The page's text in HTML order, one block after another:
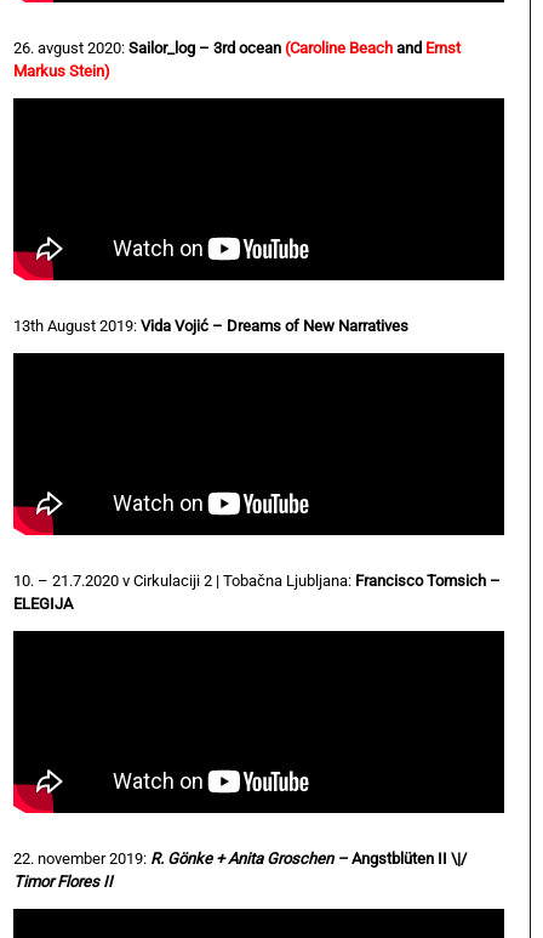
26. avgust 2020: Sailor_log – 3rd ocean (Caroline Beach and Ernst
Markus Stein)
13th August 2019: Vida Vojić – Dreams of New Narratives
10. – 21.7.2020 v Cirkulaciji 2 | Tobačna Ljubljana: Francisco Tomsich –
ELEGIJA
22. november 2019: R. Gönke + Anita Groschen –Angstblüten II \|/
Timor Flores II